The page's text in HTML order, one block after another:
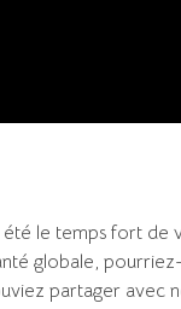
le temps fort de
globale,
partager avec